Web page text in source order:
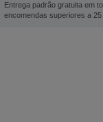
Entrega padrão gratuita em
encomendas superiores a 25